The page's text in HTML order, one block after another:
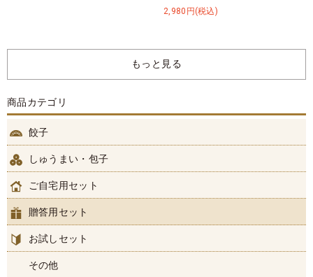
2,980円(税込)
もっと見る
商品カテゴリ
餃子
しゅうまい・包子
ご自宅用セット
贈答用セット
お試しセット
その他